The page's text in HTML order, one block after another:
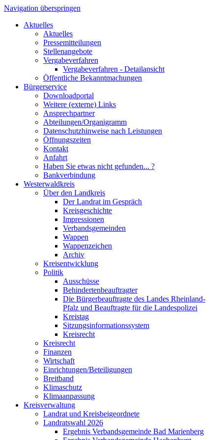
Navigation überspringen
Aktuelles
Aktuelles
Pressemitteilungen
Stellenangebote
Vergabeverfahren
Vergabeverfahren - Detailansicht
Öffentliche Bekanntmachungen
Bürgerservice
Downloadportal
Weitere (externe) Links
Ansprechpartner
Abteilungen/Organigramm
Datenschutzhinweise nach Leistungen
Öffnungszeiten
Kontakt
Anfahrt
Haben Sie etwas nicht gefunden... ?
Bankverbindung
Westerwaldkreis
Über den Landkreis
Der Landrat im Gespräch
Kreisgeschichte
Impressionen
Verbandsgemeinden
Wappen
Wappenzeichen
Archiv
Kreisentwicklung
Politik
Ausschüsse
Behindertenbeauftragter
Die Bürgerbeauftragte des Landes Rheinland-
Pfalz und Beauftragte für die Landespolizei
Kreistag
Sitzungsinformationssystem
Kreisrecht
Kreisrecht
Finanzen
Wirtschaft
Einrichtungen/Beteiligungen
Breitband
Klimaschutz
Klimaanpassung
Kreisverwaltung
Landrat und Kreisbeigeordnete
Landratswahl 2026
Ergebnis Verbandsgemeinde Bad Marienberg